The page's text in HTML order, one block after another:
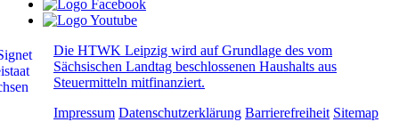
Die HTWK Leipzig wird auf Grundlage des vom
Sächsischen Landtag beschlossenen Haushalts aus
Steuermitteln mitfinanziert.
Impressum Datenschutzerklärung Barrierefreiheit Sitemap